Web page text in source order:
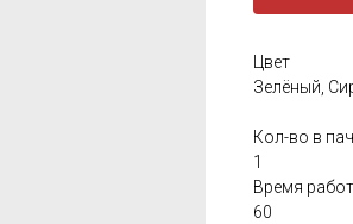
Цвет
Зелёный,
Кол-во в
1
Время
60